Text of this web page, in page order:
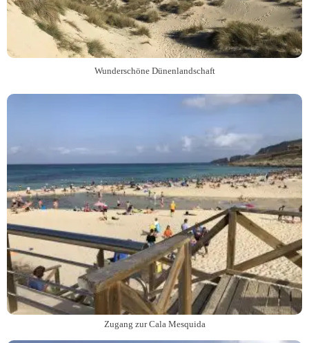
Wunderschöne Dünenlandschaft
Zugang zur Cala Mesquida